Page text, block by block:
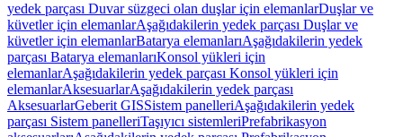
yedek parçası Duvar süzgeci olan duşlar için elemanlarDuşlar ve
küvetler için elemanlarAşağıdakilerin yedek parçası Duşlar ve
küvetler için elemanlarBatarya elemanlarıAşağıdakilerin yedek
parçası Batarya elemanlarıKonsol yükleri için
elemanlarAşağıdakilerin yedek parçası Konsol yükleri için
elemanlarAksesuarlarAşağıdakilerin yedek parçası
AksesuarlarGeberit GISSistem panelleriAşağıdakilerin yedek
parçası Sistem panelleriTaşıyıcı sistemleriPrefabrikasyon